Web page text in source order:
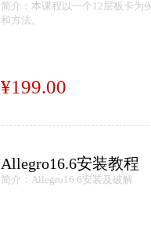
简介：本课程以一个12层板卡为
和方法。
¥199.00
Allegro16.6安装教程
简介：Allegro16.6安装及破解